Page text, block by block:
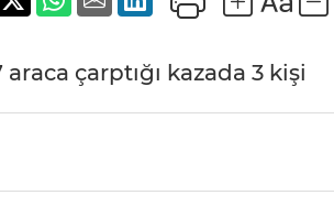
çarptığı kazada 3 kişi